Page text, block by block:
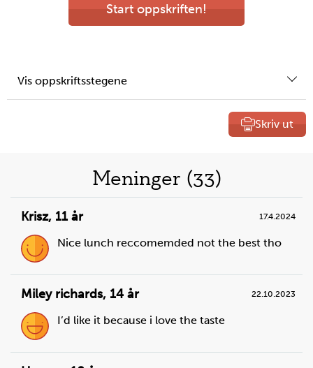
Start oppskriften!
Vis oppskriftsstegene
Skriv ut
over
oppskrifter
Steg1
Sett en rist midt i en tom ovn.
Meninger (33)
Krisz, 11 år 17.4.2024
Nice lunch reccomemded not the best tho
Miley richards, 14 år 22.10.2023
I’d like it because i love the taste